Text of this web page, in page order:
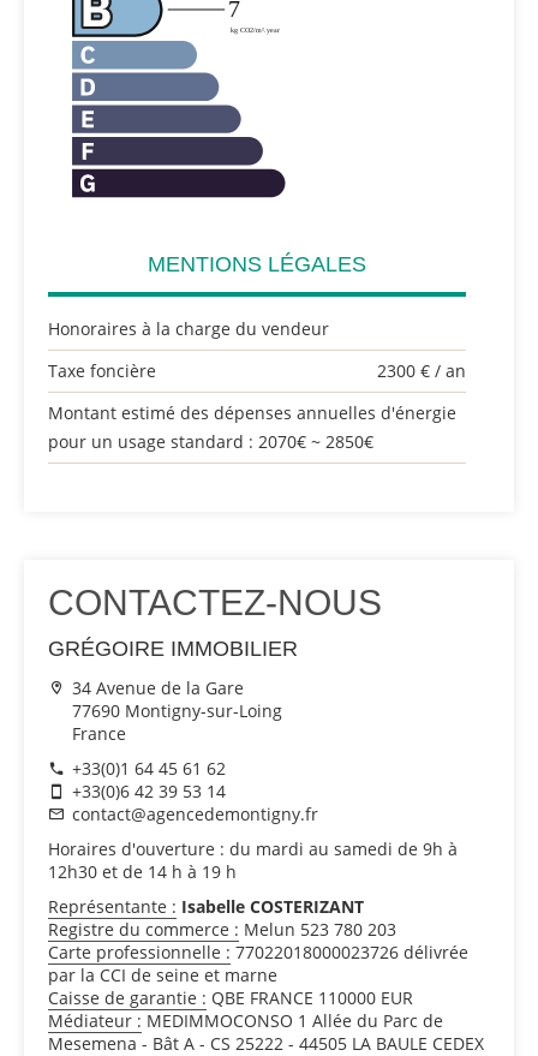
MENTIONS LÉGALES
Honoraires à la charge du vendeur
Taxe foncière
2300 € / an
Montant estimé des dépenses annuelles d'énergie
pour un usage standard : 2070€ ~ 2850€
CONTACTEZ-NOUS
GRÉGOIRE IMMOBILIER
34 Avenue de la Gare
77690 Montigny-sur-Loing
France
+33(0)1 64 45 61 62
+33(0)6 42 39 53 14
contact@agencedemontigny.fr
Horaires d'ouverture : du mardi au samedi de 9h à
12h30 et de 14 h à 19 h
Représentante : Isabelle COSTERIZANT
Registre du commerce : Melun 523 780 203
Carte professionnelle : 77022018000023726 délivrée
par la CCI de seine et marne
Caisse de garantie : QBE FRANCE 110000 EUR
Médiateur : MEDIMMOCONSO 1 Allée du Parc de
Mesemena - Bât A - CS 25222 - 44505 LA BAULE CEDEX